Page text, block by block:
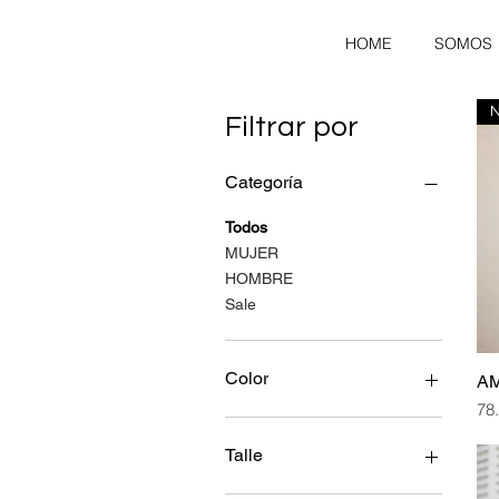
HOME SOMOS
Filtrar por
Categoría
Todos
MUJER
HOMBRE
Sale
Color
Talle